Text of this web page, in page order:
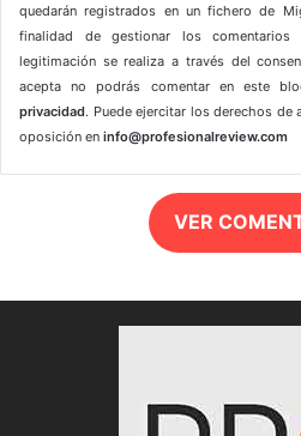
quedarán registrados en un fichero de
finalidad de gestionar los
legitimación se realiza a través del
acepta no podrás comentar en este
privacidad. Puede ejercitar los derechos de
oposición en info@profesionalreview.com
VER